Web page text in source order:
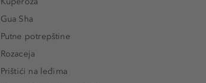
Gua Sha
Putne potrepštine
Rozaceja
Prištići na leđima